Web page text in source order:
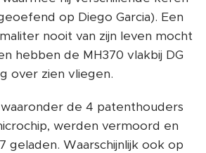
op Diego Garcia). Een
nooit van zijn leven mocht
hebben de MH370 vlakbij DG
over zien vliegen.
waaronder de 4 patenthouders
werden vermoord en
geladen. Waarschijnlijk ook op